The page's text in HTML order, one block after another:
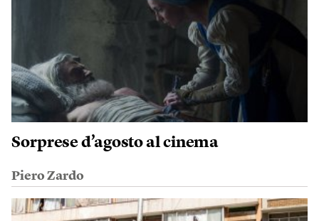
Sorprese d’agosto al cinema
Piero Zardo